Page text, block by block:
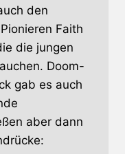
den
Faith
die jungen
Doom-
gab es auch
aber dann